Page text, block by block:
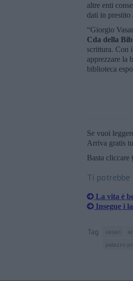
altre enti
dati in prestito
“Giorgio
Cda della
scrittura. Con
apprezzare la
biblioteca
Se vuoi
Arriva gratis
Basta cliccare
Ti potrebbe
​La vita è
Insegue i
Tag vasari
palazzo